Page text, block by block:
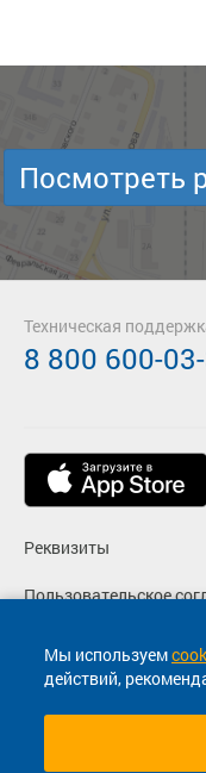
Мы используем
действий,
Посмотреть
Реквизиты
Пользовательское
Политика
Согласие на
Техническая
8 800 600-
© 2013-2026, ООО